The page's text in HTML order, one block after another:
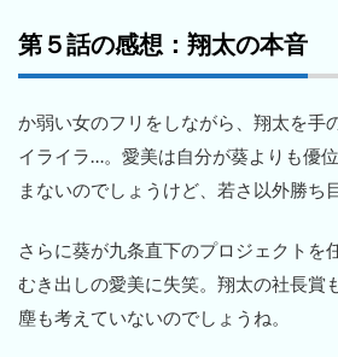
第５話の感想：翔太の本音
か弱い女のフリをしながら、翔太を手
イライラ…。愛美は自分が葵よりも優
まないのでしょうけど、若さ以外勝ち
さらに葵が九条直下のプロジェクトを
むき出しの愛美に失笑。翔太の社長賞
塵も考えていないのでしょうね。